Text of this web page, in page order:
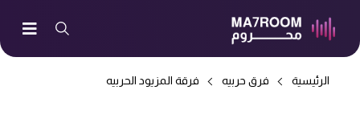
الرئيسية فرق حربيه فرقة المزيود الحربيه